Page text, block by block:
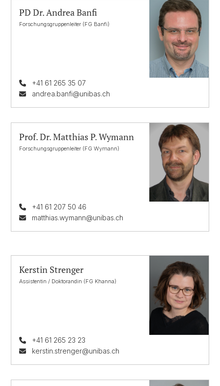
PD Dr. Andrea Banfi
Forschungsgruppenleiter (FG Banfi)
+41 61 265 35 07
andrea.banfi@unibas.ch
Prof. Dr. Matthias P. Wymann
Forschungsgruppenleiter (FG Wymann)
+41 61 207 50 46
matthias.wymann@unibas.ch
Kerstin Strenger
Assistentin / Doktorandin (FG Khanna)
+41 61 265 23 23
kerstin.strenger@unibas.ch